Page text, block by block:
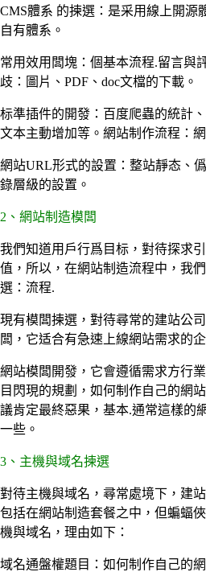
CMS體系 的揀選：是采用線上開源
自有體系。
常用效用闆塊：個基本流程.留言與
歧：圖片、PDF、doc文檔的下載。
标準插件的開發：百度爬蟲的統計
文本主動增加等。網站制作流程：
網站URL形式的設置：整站靜态、
錄層級的設置。
2、網站制造模闆
我們知道用戶行爲目标，對待探求
值，所以，在網站制造流程中，我
選：流程.
現有模闆揀選，對待尋常的建站公
闆，它适合有急速上線網站需求的企
網站模闆開發，它會遵循需求方行
目閃現的規劃，如何制作自己的網
議肯定最終惡果，基本.通常這樣的
一些。
3、主機與域名揀選
對待主機與域名，尋常處境下，建
包括在網站制造套餐之中，但蝙蝠
機與域名，理由如下：
域名通盤權題目：如何制作自己的